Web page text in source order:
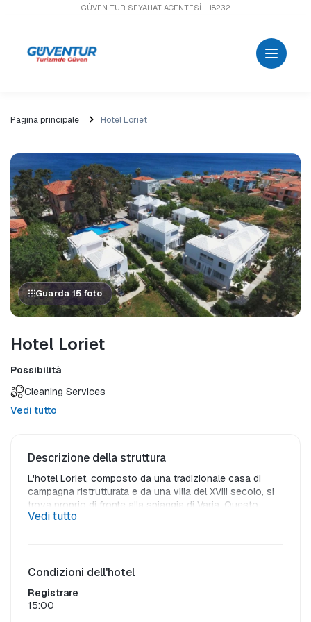
GÜVEN TUR SEYAHAT ACENTESİ - 18232
Pagina principale Hotel Loriet
Guarda 15 foto
Hotel Loriet
Possibilità
Cleaning Services
Vedi tutto
Descrizione della struttura
L'hotel Loriet, composto da una tradizionale casa di
campagna ristrutturata e da una villa del XVIII secolo, si
trova proprio di fronte alla spiaggia di Varia. Questo
magnifico complesso si estende su un'area di 7000 m²
con vista sul Mar Egeo oppure sui giardini e sulla piscina
pasti. Una mini cucina con frigorifero, TV e connessione
Wi-Fi gratuita sono standard.
Vedi tutto
Condizioni dell'hotel
Registrare
15:00